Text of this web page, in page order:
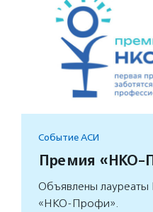
Событие АСИ
Премия «НКО-
Объявлены лауреаты
«НКО-Профи».